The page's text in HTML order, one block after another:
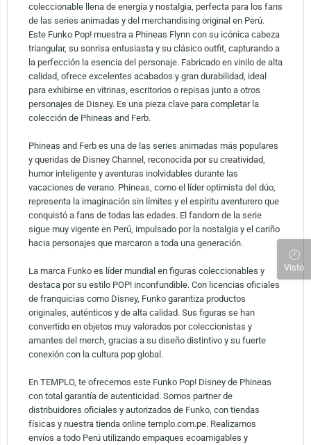
coleccionable llena de energía y nostalgia, perfecta para los fans
de las series animadas y del merchandising original en Perú.
Este Funko Pop! muestra a Phineas Flynn con su icónica cabeza
triangular, su sonrisa entusiasta y su clásico outfit, capturando a
la perfección la esencia del personaje. Fabricado en vinilo de alta
calidad, ofrece excelentes acabados y gran durabilidad, ideal
para exhibirse en vitrinas, escritorios o repisas junto a otros
personajes de Disney. Es una pieza clave para completar la
colección de Phineas and Ferb.
Phineas and Ferb es una de las series animadas más populares
y queridas de Disney Channel, reconocida por su creatividad,
humor inteligente y aventuras inolvidables durante las
vacaciones de verano. Phineas, como el líder optimista del dúo,
representa la imaginación sin límites y el espíritu aventurero que
conquistó a fans de todas las edades. El fandom de la serie
sigue muy vigente en Perú, impulsado por la nostalgia y el cariño
hacia personajes que marcaron a toda una generación.
La marca Funko es líder mundial en figuras coleccionables y
destaca por su estilo POP! inconfundible. Con licencias oficiales
de franquicias como Disney, Funko garantiza productos
originales, auténticos y de alta calidad. Sus figuras se han
convertido en objetos muy valorados por coleccionistas y
amantes del merch, gracias a su diseño distintivo y su fuerte
conexión con la cultura pop global.
En TEMPLO, te ofrecemos este Funko Pop! Disney de Phineas
con total garantía de autenticidad. Somos partner de
distribuidores oficiales y autorizados de Funko, con tiendas
físicas y nuestra tienda online templo.com.pe. Realizamos
envíos a todo Perú utilizando empaques ecoamigables y
Visto